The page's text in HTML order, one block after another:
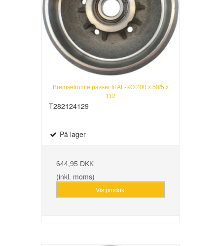
Bremsetromle passer til AL-KO 200 x 50/5 x
112
T282124129
På lager
644,95 DKK
(inkl. moms)
Vis produkt